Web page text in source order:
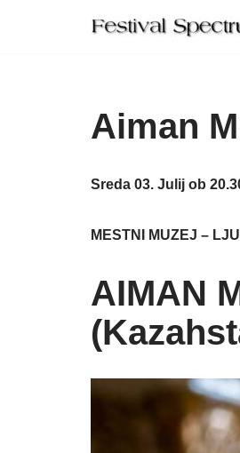
Aiman
Sreda 03. Julij ob
MESTNI MUZEJ –
AIMAN